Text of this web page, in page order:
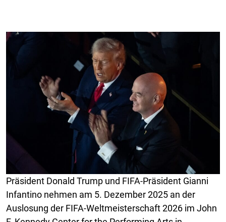
Präsident Donald Trump und FIFA-Präsident Gianni
Infantino nehmen am 5. Dezember 2025 an der
Auslosung der FIFA-Weltmeisterschaft 2026 im John